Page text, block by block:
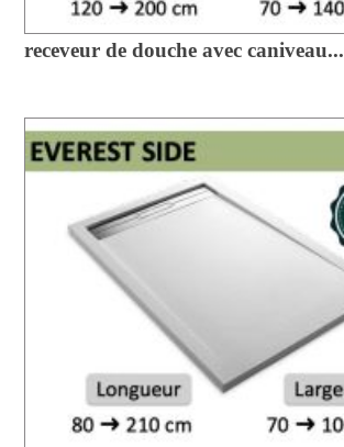
receveur de douche avec caniveau...